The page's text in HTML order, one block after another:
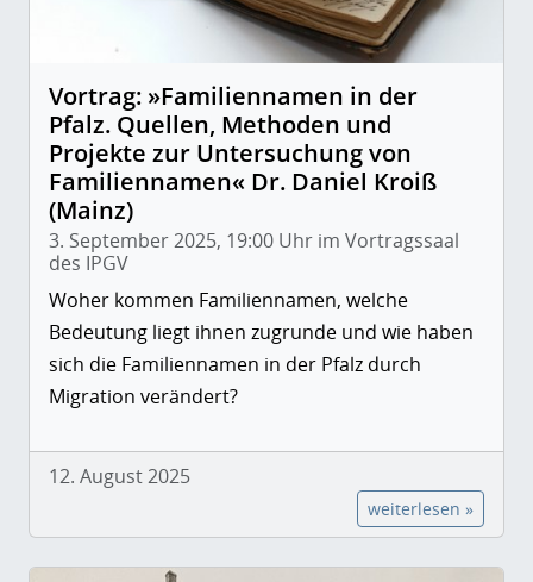
Vortrag: »Familiennamen in der
Pfalz. Quellen, Methoden und
Projekte zur Untersuchung von
Familiennamen« Dr. Daniel Kroiß
(Mainz)
3. September 2025, 19:00 Uhr im Vortragssaal
des IPGV
Woher kommen Familiennamen, welche
Bedeutung liegt ihnen zugrunde und wie haben
sich die Familiennamen in der Pfalz durch
Migration verändert?
12. August 2025
weiterlesen »